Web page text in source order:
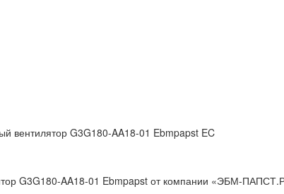
вентилятор G3G180-AA18-01 Ebmpapst EC
G3G180-AA18-01 Ebmpapst от компании «ЭБМ-